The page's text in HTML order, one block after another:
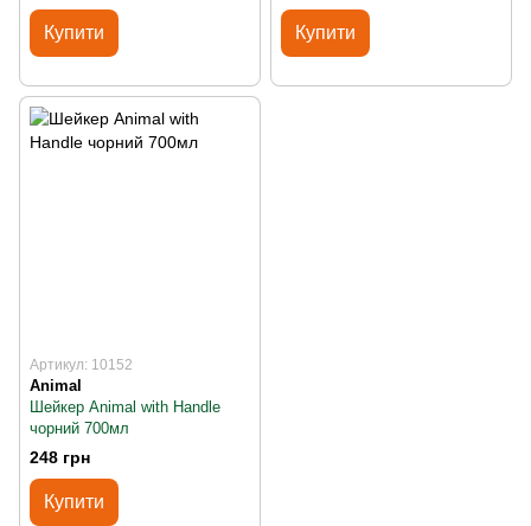
Купити Купити
Артикул: 10152
Animal
Шейкер Animal with Handle
чорний 700мл
248 грн
Купити